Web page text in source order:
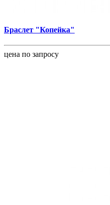
Браслет "Копейка"
цена по запросу